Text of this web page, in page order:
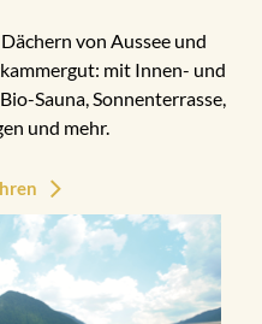
von Aussee und
mit Innen- und
Sauna, Sonnenterrasse,
und mehr.